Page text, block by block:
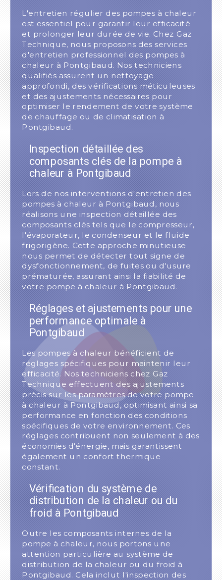
L'entretien régulier des pompes à chaleur
est essentiel pour garantir leur efficacité
et prolonger leur durée de vie. Chez Gaz
Technique, nous proposons des services
d'entretien professionnel des pompes à
chaleur à Pontgibaud. Nos techniciens
qualifiés assurent un nettoyage
approfondi, des vérifications méticuleuses
et des ajustements nécessaires pour
optimiser le rendement de votre système
de chauffage ou de climatisation à
Pontgibaud.
Inspection détaillée des
composants clés de la pompe à
chaleur à Pontgibaud
Lors de nos interventions d'entretien des
pompes à chaleur à Pontgibaud, nous
réalisons une inspection détaillée des
composants clés tels que le compresseur,
l'évaporateur, le condenseur et le fluide
frigorigène. Cette approche minutieuse
nous permet de détecter tout signe de
dysfonctionnement, de fuites ou d'usure
prématurée, assurant ainsi la fiabilité de
votre pompe à chaleur à Pontgibaud.
Réglages et ajustements pour une
performance optimale à
Pontgibaud
Les pompes à chaleur bénéficient de
réglages spécifiques pour maintenir leur
efficacité. Nos techniciens chez Gaz
Technique effectuent des ajustements
précis sur les paramètres de votre pompe
à chaleur à Pontgibaud, optimisant ainsi sa
performance en fonction des conditions
spécifiques de votre environnement. Ces
réglages contribuent non seulement à des
économies d'énergie, mais garantissent
également un confort thermique
constant.
Vérification du système de
distribution de la chaleur ou du
froid à Pontgibaud
Outre les composants internes de la
pompe à chaleur, nous portons une
attention particulière au système de
distribution de la chaleur ou du froid à
Pontgibaud. Cela inclut l'inspection des